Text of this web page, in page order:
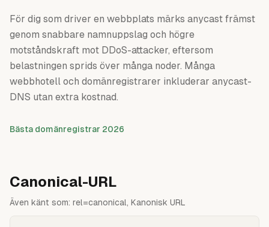
För dig som driver en webbplats märks anycast främst
genom snabbare namnuppslag och högre
motståndskraft mot DDoS-attacker, eftersom
belastningen sprids över många noder. Många
webbhotell och domänregistrarer inkluderar anycast-
DNS utan extra kostnad.
Bästa domänregistrar 2026
Canonical-URL
Även känt som: rel=canonical, Kanonisk URL